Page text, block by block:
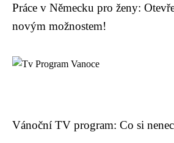
Práce v Německu pro ženy:
novým možnostem!
Vánoční TV program: Co si